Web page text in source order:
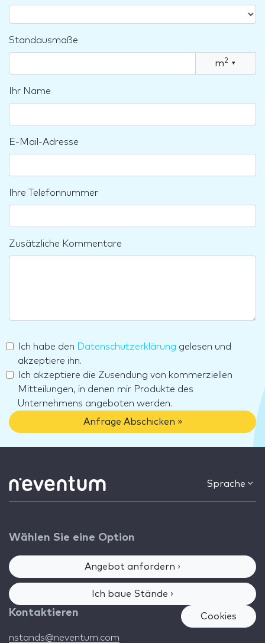
Standausmaße
m2 ▾
Ihr Name
E-Mail-Adresse
Ihre Telefonnummer
Zusätzliche Kommentare
Ich habe den Datenschutzerklärung gelesen und
akzeptiere ihn.
Ich akzeptiere die Zusendung von kommerziellen
Mitteilungen, in denen mir Produkte des
Unternehmens angeboten werden.
Anfrage Abschicken »
Sprache
Wählen Sie eine Option
Angebot anfordern ›
Ich baue Stände ›
Kontaktieren
nstands@neventum.com
Cookies